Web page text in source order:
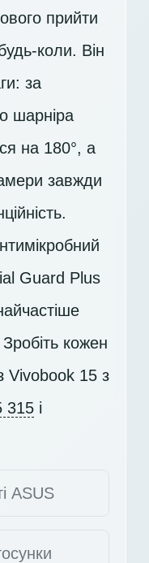
прийти
коли. Він
за
шарніра
на 180°, а
завжди
Guard Plus
кожен
Vivobook 15 з
315 і
ASUS